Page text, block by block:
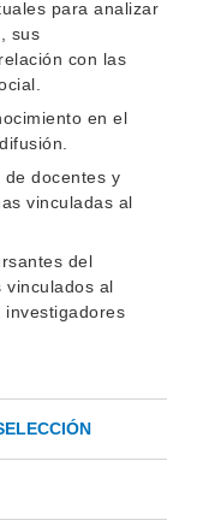
para analizar
sus
con las
en el
docentes y
vinculadas al
del
vinculados al